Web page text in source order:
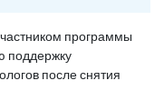
программы
поддержку
после снятия